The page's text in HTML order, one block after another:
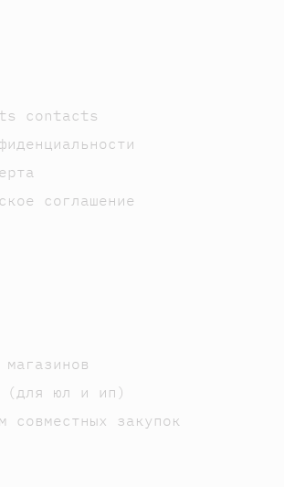
contacts
соглашение
(для юл и ип)
совместных закупок